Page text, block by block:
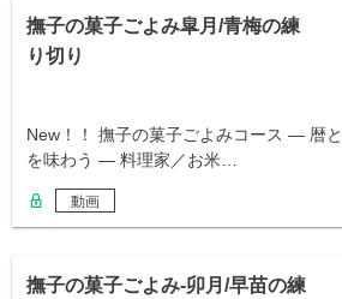
撫子の菓子ごよみ皐月/青梅の練
り切り
New！！ 撫子の菓子ごよみコース ― 暦
を味わう ― 料理家／お米…
動画
撫子の菓子ごよみ-卯月/早苗の練